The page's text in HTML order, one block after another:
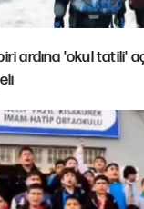
ardına 'okul tatili'